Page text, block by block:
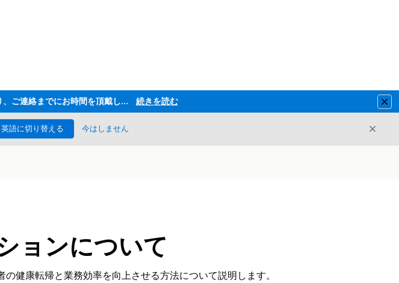
ただいま大変多くのお問い合わせをいただいており、ご連絡までにお時間を頂戴しております 続きを読む
英語に切り替える 今はしません 閉じる
ョンについて
健康転帰と業務効率を向上させる方法について説明します。